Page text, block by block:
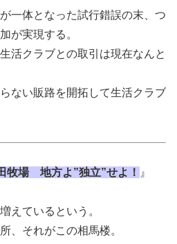
一体となった試行錯誤の末、つ
が実現する。
活クラブとの取引は現在なんと
ない販路を開拓して生活クラブ
牧場 地方よ”独立”せよ！ 』
えているという。
、それがこの相馬楼。